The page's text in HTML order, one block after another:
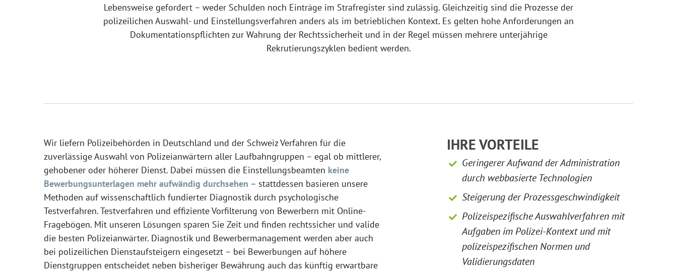
Lebensweise gefordert – weder Schulden noch Einträge im Strafregister sind zulässig. Gleichzeitig sind die Prozesse der
polizeilichen Auswahl- und Einstellungsverfahren anders als im betrieblichen Kontext. Es gelten hohe Anforderungen an
Dokumentationspflichten zur Wahrung der Rechtssicherheit und in der Regel müssen mehrere unterjährige
Rekrutierungszyklen bedient werden.
Wir liefern Polizeibehörden in Deutschland und der Schweiz Verfahren für die
zuverlässige Auswahl von Polizeianwärtern aller Laufbahngruppen – egal ob mittlerer,
gehobener oder höherer Dienst. Dabei müssen die Einstellungsbeamten keine
Bewerbungsunterlagen mehr aufwändig durchsehen – stattdessen basieren unsere
Methoden auf wissenschaftlich fundierter Diagnostik durch psychologische
Testverfahren. Testverfahren und effiziente Vorfilterung von Bewerbern mit Online-
Fragebögen. Mit unseren Lösungen sparen Sie Zeit und finden rechtssicher und valide
die besten Polizeianwärter. Diagnostik und Bewerbermanagement werden aber auch
bei polizeilichen Dienstaufsteigern eingesetzt – bei Bewerbungen auf höhere
Dienstgruppen entscheidet neben bisheriger Bewährung auch das künftig erwartbare
IHRE VORTEILE
Geringerer Aufwand der Administration
durch webbasierte Technologien
Steigerung der Prozessgeschwindigkeit
Polizeispezifische Auswahlverfahren mit
Aufgaben im Polizei-Kontext und mit
polizeispezifischen Normen und
Validierungsdaten